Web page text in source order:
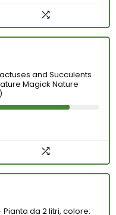
and Succulents
Magick Nature
Pianta da 2 litri, colore: